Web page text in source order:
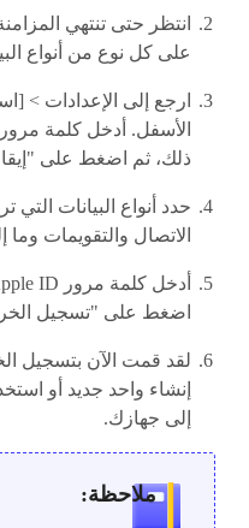
انتظر حتى تنتهي
على كل نوع من أنواع
ارجع إلى الإعدادات >
ذلك، ثم اضغط على
حدد أنواع البيانات
الاتصال والتقويمات
اضغط على "تسجيل
إنشاء واحد جديد أو
إلى جهازك.
ملاحظة: